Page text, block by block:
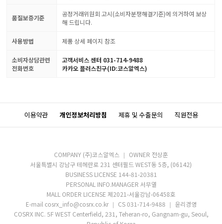
품질보증기준
공정거래위원회 고시(소비자분쟁해결기준)에 의거하여 보상
해 드립니다.
사용방법 제품 상세 페이지 참조
소비자상담관련
전화번호
고객서비스 센터 031-714-9488
카카오 플러스친구(ID:코스알엑스)
이용약관 개인정보처리방침 제휴 및 수출문의 직원전용
COMPANY (주)코스알엑스
OWNER 전상훈
서울특별시 강남구 테헤란로 231 센터필드 WEST동 5층, (06142)
BUSINESS LICENSE 144-81-20381
PERSONAL INFO.MANAGER 서무열
MALL ORDER LICENSE 제2021-서울강남-06458호
E-mail cosrx_info@cosrx.co.kr
CS 031-714-9488
윤리경영
COSRX INC. 5F WEST Centerfield, 231, Teheran-ro, Gangnam-gu, Seoul,